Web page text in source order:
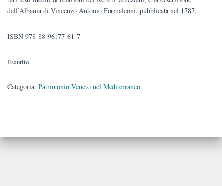
dell’Albania di Vincenzo Antonio Formaleoni, pubblicata nel 1787.
ISBN 978-88-96177-61-7
Esaurito
Categoria: Patrimonio Veneto nel Mediterraneo